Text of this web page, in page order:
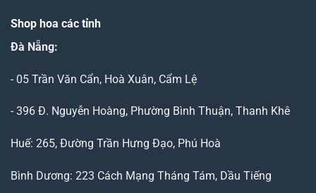
Shop hoa các tỉnh
Đà Nẵng:
- 05 Trần Văn Cẩn, Hoà Xuân, Cẩm Lệ
- 396 Đ. Nguyễn Hoàng, Phường Bình Thuận, Thanh Khê
Huế: 265, Đường Trần Hưng Đạo, Phú Hoà
Bình Dương: 223 Cách Mạng Tháng Tám, Dầu Tiếng